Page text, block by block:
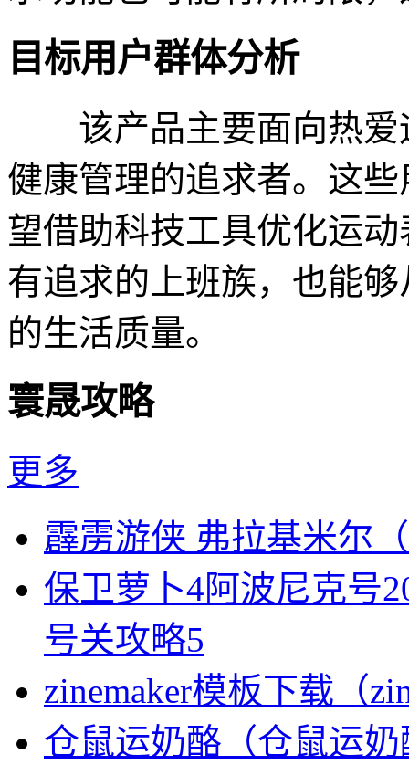
目标用户群体分析
该产品主要面向热爱
健康管理的追求者。这
望借助科技工具优化运
有追求的上班族，也能
的生活质量。
寰晟攻略
更多
霹雳游侠 弗拉基米尔
保卫萝卜4阿波尼克号
号关攻略5
zinemaker模板下载（
仓鼠运奶酪（仓鼠运